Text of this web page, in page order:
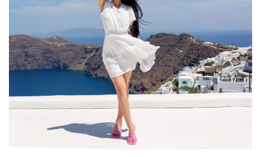
Jak wiadomo sukienki są codziennym elementem
garderoby wielu pań, bez względu na porę roku. Jednak
wiosna i lato to zdecydowanie najgorętszy sezon dla tych
ubrań, a w ciepłe dni w modzie rządzą konkretne fasony!
Co jest ważne w temacie hurt online sukienek damskich
o tej porze roku? Kupując letnie modele do swojego
sklepu trzeba brać pod uwagę rodzaj materiału, a także
mniej zabudowane fasony. Latem wśród modnych
sukienek damskich pojawiają się specyficzne trendy i
zdobienia, które najlepiej sprzedają się właśnie w sezonie.
Do najważniejszych trendów letniego sezonu wśród